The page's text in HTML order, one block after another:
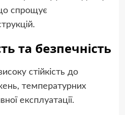
спрощує
та безпечність
стійкість до
температурних
експлуатації.